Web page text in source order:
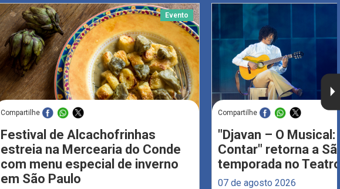
Evento
Compartilhe
Festival de Alcachofrinhas
estreia na Mercearia do Conde
com menu especial de inverno
em São Paulo
Compartilhe
"Djavan – O Musical:
Contar" retorna a
temporada no
07 de agosto 2026